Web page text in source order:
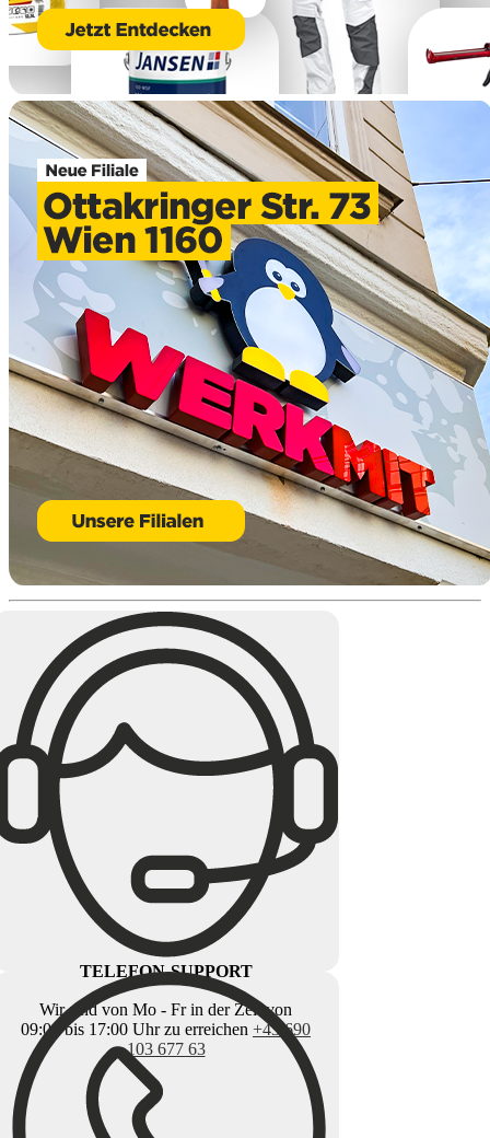
TELEFON-SUPPORT
Wir sind von Mo - Fr in der Zeit von
09:00 bis 17:00 Uhr zu erreichen +43 690
103 677 63